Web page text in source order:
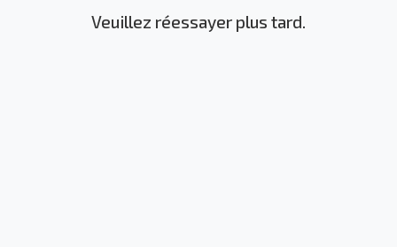
Veuillez réessayer plus tard.